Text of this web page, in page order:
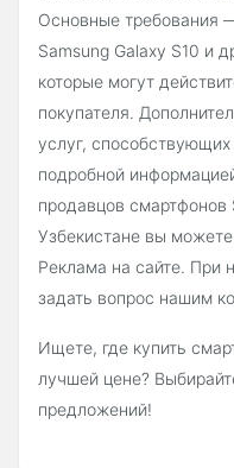
Основные требования
Samsung Galaxy S10 и
которые могут
покупателя.
услуг,
подробной
продавцов смартфонов
Узбекистане вы
Реклама на сайте. При
задать вопрос нашим
Ищете, где купить
лучшей цене?
предложений!